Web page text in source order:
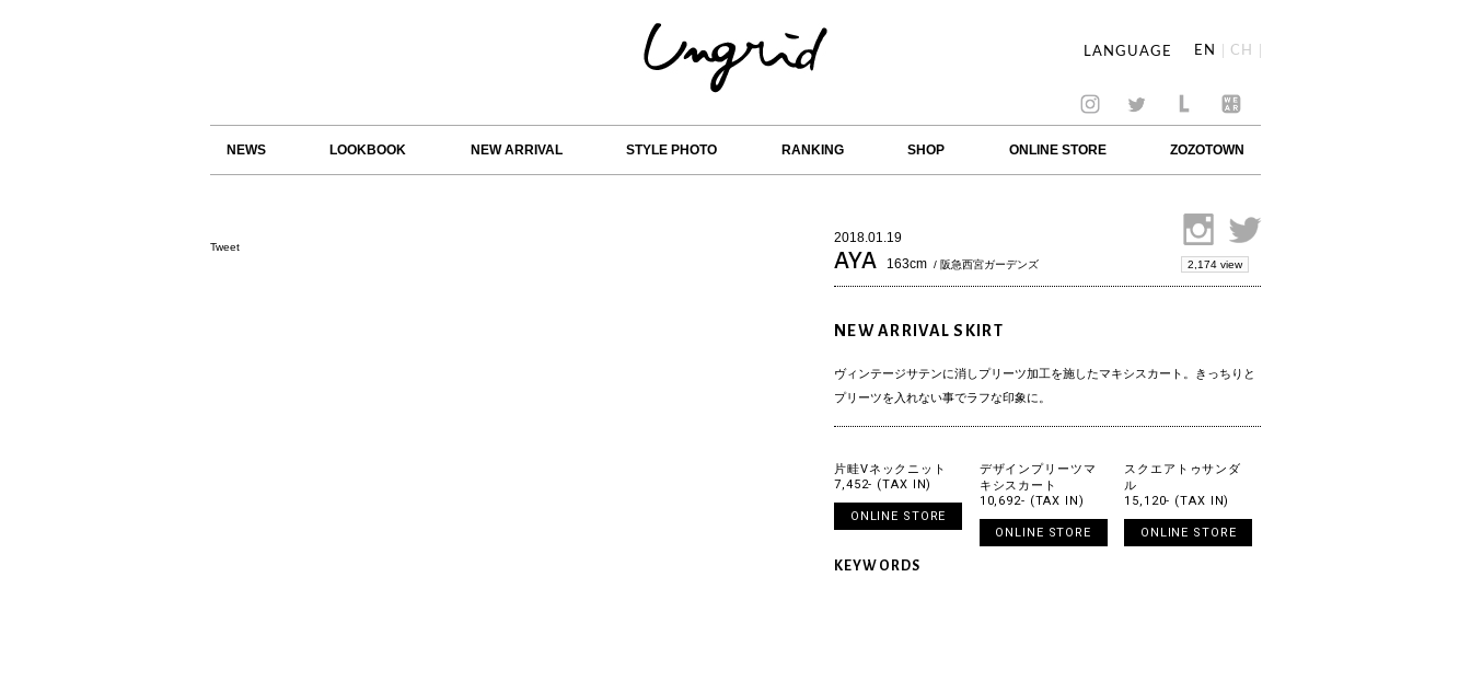
LANGUAGE EN CH
NEWS LOOKBOOK NEW ARRIVAL STYLE PHOTO RANKING SHOP ONLINE STORE ZOZOTOWN
Tweet
2018.01.19
AYA 163cm / 阪急西宮ガーデンズ 2,174 view
NEW ARRIVAL SKIRT
ヴィンテージサテンに消しプリーツ加工を施したマキシスカート。きっちりと
プリーツを入れない事でラフな印象に。
片畦Vネックニット
7,452- (TAX IN)
ONLINE STORE
デザインプリーツマ
キシスカート
10,692- (TAX IN)
ONLINE STORE
スクエアトゥサンダ
ル
15,120- (TAX IN)
ONLINE STORE
KEYWORDS